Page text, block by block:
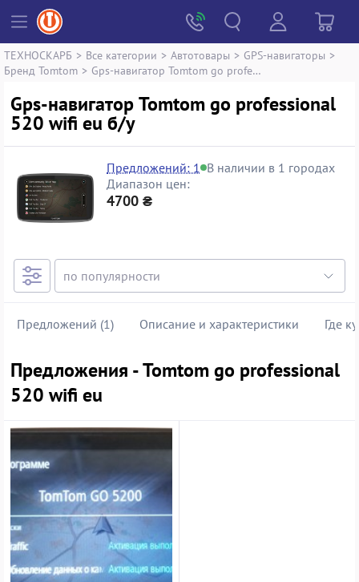
ТЕХНОСКАРБ > Все категории > Автотовары > GPS-навигаторы >
Бренд Tomtom > Gps-навигатор Tomtom go professional 520 wifi eu
Gps-навигатор Tomtom go professional
520 wifi eu б/у
Предложений: 1 В наличии в 1 городах
Диапазон цен:
4700 ₴
Предложений (1) Описание и характеристики Где
Предложения - Tomtom go professional
520 wifi eu